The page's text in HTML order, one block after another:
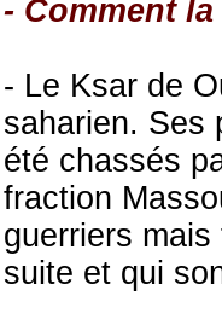
- Comment
- Le Ksar de
saharien. Ses
été chassés
fraction
guerriers
suite et qui